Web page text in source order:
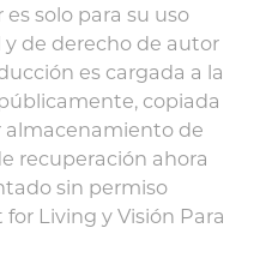
es solo para su uso
y de derecho de autor
es cargada a la
copiada
almacenamiento de
recuperación ahora
sin permiso
Living y Visión Para